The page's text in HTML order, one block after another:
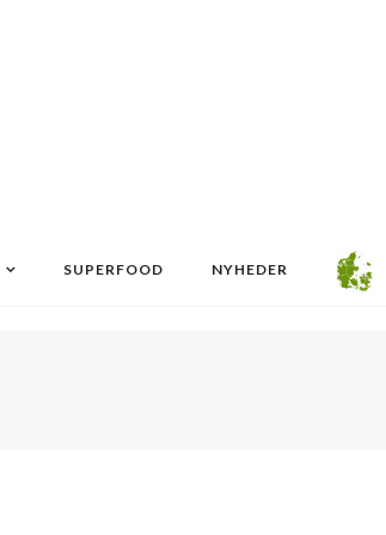
SUPERFOOD NYHEDER